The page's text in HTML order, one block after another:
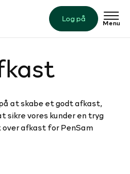
Log på Menu
at skabe et godt afkast,
sikre vores kunder en tryg
over afkast for PenSam